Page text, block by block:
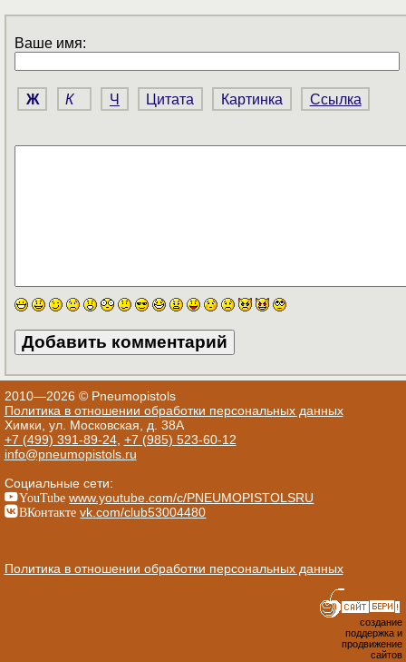
Ваше имя:
Ж К Ч Цитата Картинка Ссылка
2010—2026 © Pneumopistols
Политика в отношении обработки персональных данных
Химки, ул. Московская, д. 38А
+7 (499) 391-89-24, +7 (985) 523-60-12
info@pneumopistols.ru
Социальные сети:
YouTube www.youtube.com/c/PNEUMOPISTOLSRU
ВКонтакте vk.com/club53004480
Политика в отношении обработки персональных данных
создание
поддержка и
продвижение
сайтов